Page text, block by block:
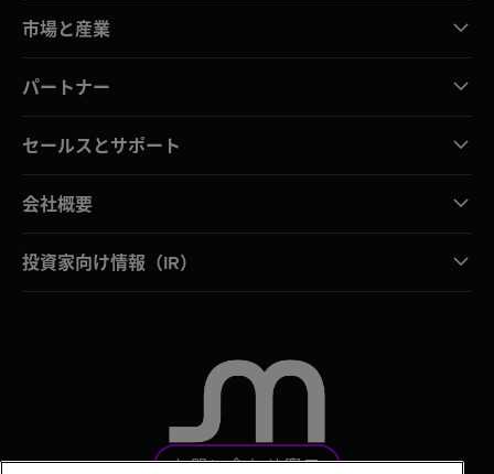
市場と産業
パートナー
セールスとサポート
会社概要
投資家向け情報（IR）
お問い合わせ窓口